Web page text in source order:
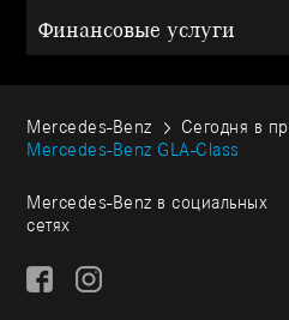
Финансовые услуги
Mercedes-Benz Сегодня в
Mercedes-Benz GLA-Class
Mercedes-Benz в социальных
сетях